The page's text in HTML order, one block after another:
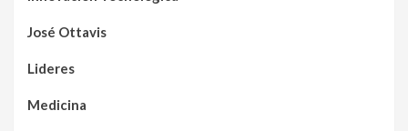
José Ottavis
Lideres
Medicina